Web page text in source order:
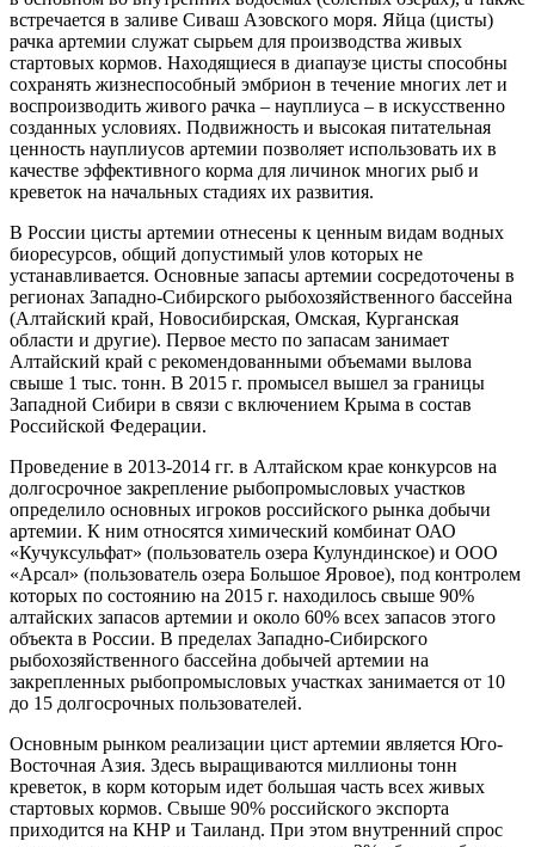
встречается в заливе Сиваш Азовского моря. Яйца (цисты)
рачка артемии служат сырьем для производства живых
стартовых кормов. Находящиеся в диапаузе цисты способны
сохранять жизнеспособный эмбрион в течение многих лет и
воспроизводить живого рачка – науплиуса – в искусственно
созданных условиях. Подвижность и высокая питательная
ценность науплиусов артемии позволяет использовать их в
качестве эффективного корма для личинок многих рыб и
креветок на начальных стадиях их развития.
В России цисты артемии отнесены к ценным видам водных
биоресурсов, общий допустимый улов которых не
устанавливается. Основные запасы артемии сосредоточены в
регионах Западно-Сибирского рыбохозяйственного бассейна
(Алтайский край, Новосибирская, Омская, Курганская
области и другие). Первое место по запасам занимает
Алтайский край с рекомендованными объемами вылова
свыше 1 тыс. тонн. В 2015 г. промысел вышел за границы
Западной Сибири в связи с включением Крыма в состав
Российской Федерации.
Проведение в 2013-2014 гг. в Алтайском крае конкурсов на
долгосрочное закрепление рыбопромысловых участков
определило основных игроков российского рынка добычи
артемии. К ним относятся химический комбинат ОАО
«Кучуксульфат» (пользователь озера Кулундинское) и ООО
«Арсал» (пользователь озера Большое Яровое), под контролем
которых по состоянию на 2015 г. находилось свыше 90%
алтайских запасов артемии и около 60% всех запасов этого
объекта в России. В пределах Западно-Сибирского
рыбохозяйственного бассейна добычей артемии на
закрепленных рыбопромысловых участках занимается от 10
до 15 долгосрочных пользователей.
Основным рынком реализации цист артемии является Юго-
Восточная Азия. Здесь выращиваются миллионы тонн
креветок, в корм которым идет большая часть всех живых
стартовых кормов. Свыше 90% российского экспорта
приходится на КНР и Таиланд. При этом внутренний спрос